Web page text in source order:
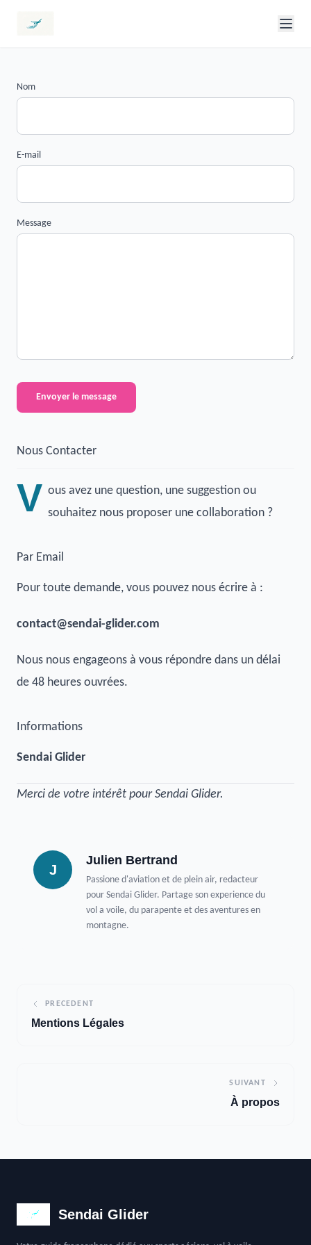
Nom
E-mail
Message
Envoyer le message
Nous Contacter
V ous avez une question, une suggestion ou
souhaitez nous proposer une collaboration ?
Par Email
Pour toute demande, vous pouvez nous écrire à :
contact@sendai-glider.com
Nous nous engageons à vous répondre dans un délai
de 48 heures ouvrées.
Informations
Sendai Glider
Merci de votre intérêt pour Sendai Glider.
J
Julien Bertrand
Passione d'aviation et de plein air, redacteur
pour Sendai Glider. Partage son experience du
vol a voile, du parapente et des aventures en
montagne.
PRECEDENT
Mentions Légales
SUIVANT
À propos
Sendai Glider